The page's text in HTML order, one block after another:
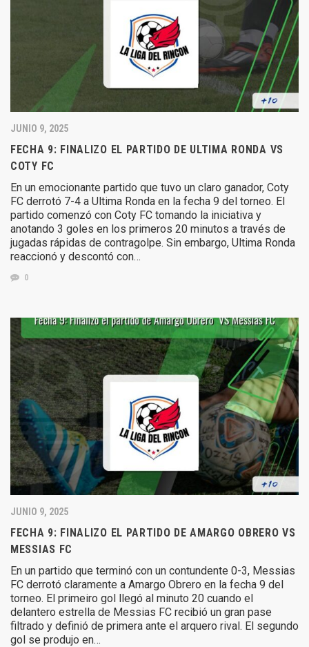
JUNIO 9, 2025
FECHA 9: FINALIZO EL PARTIDO DE ULTIMA RONDA VS
COTY FC
En un emocionante partido que tuvo un claro ganador, Coty
FC derrotó 7-4 a Ultima Ronda en la fecha 9 del torneo. El
partido comenzó con Coty FC tomando la iniciativa y
anotando 3 goles en los primeros 20 minutos a través de
jugadas rápidas de contragolpe. Sin embargo, Ultima Ronda
reaccionó y descontó con…
0
JUNIO 9, 2025
FECHA 9: FINALIZO EL PARTIDO DE AMARGO OBRERO VS
MESSIAS FC
En un partido que terminó con un contundente 0-3, Messias
FC derrotó claramente a Amargo Obrero en la fecha 9 del
torneo. El primeiro gol llegó al minuto 20 cuando el
delantero estrella de Messias FC recibió un gran pase
filtrado y definió de primera ante el arquero rival. El segundo
gol se produjo en…